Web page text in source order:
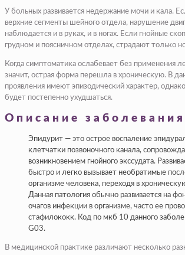
У больных развивается недержание мочи и кала.
верхние сегменты шейного отдела, нарушение
наблюдается и в руках, и в ногах. Если гнойные
грудном и поясничном отделах, страдают только
Когда симптоматика ослабевает без применения
значит, острая форма перешла в хроническую. В
проявления имеют эпизодический характер,
будет постепенно ухудшаться.
Описание заболевания
Эпидурит — это острое воспаление
клетчатки позвоночного канала,
возникновением гнойного экссудата.
быстро и легко вызывает необратимые
организме человека, переходя в
Данная патология обычно развивается на
очагов инфекции в организме, часто ее
стафилококк. Код по мкб 10 данного
G03.
В медицинской практике различают несколько